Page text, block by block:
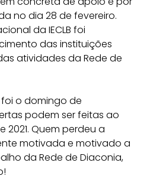
no dia 28 de fevereiro.
da IECLB foi
das instituições
atividades da Rede de
o domingo de
podem ser feitas ao
Quem perdeu a
motivada e motivado a
da Rede de Diaconia,